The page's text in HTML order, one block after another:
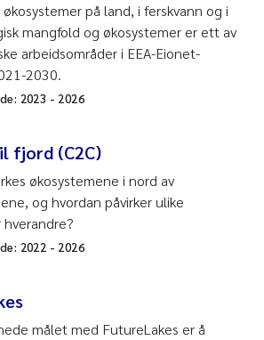
på land, i ferskvann og i
mangfold og økosystemer er ett av
arbeidsområder i EEA-Eionet-
2030.
2023 - 2026
fjord (C2C)
økosystemene i nord av
og hvordan påvirker ulike
2022 - 2026
målet med FutureLakes er å